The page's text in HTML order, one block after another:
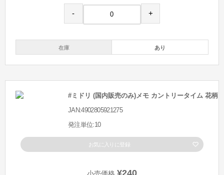
- +
在庫 あり
#ミドリ (国内販売のみ)メモ カントリータイム 花柄
JAN:4902805921275
発注単位:10
お気に入りに登録
¥240